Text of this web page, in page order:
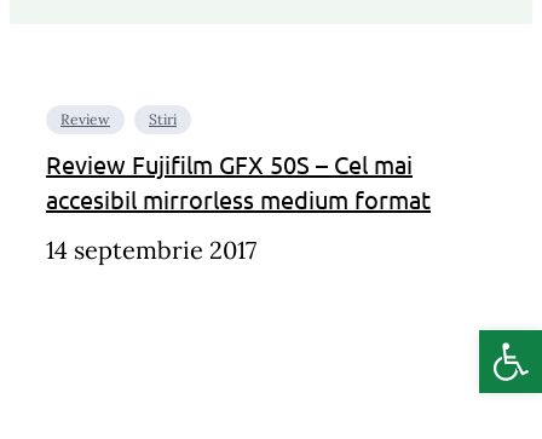
Review Stiri
Review Fujifilm GFX 50S – Cel mai
accesibil mirrorless medium format
14 septembrie 2017